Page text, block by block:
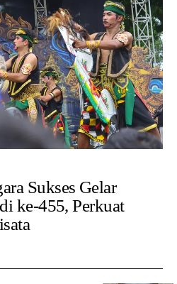
Sukses Gelar
ke-455, Perkuat